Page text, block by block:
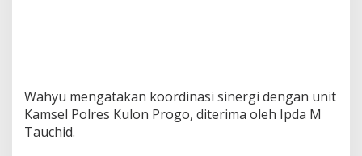
Wahyu mengatakan koordinasi sinergi dengan unit
Kamsel Polres Kulon Progo, diterima oleh Ipda M
Tauchid.